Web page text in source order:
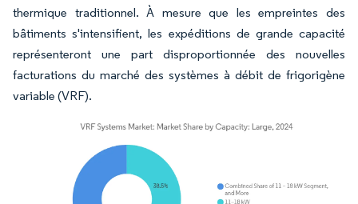
thermique traditionnel. À mesure que les empreintes des
bâtiments s'intensifient, les expéditions de grande capacité
représenteront une part disproportionnée des nouvelles
facturations du marché des systèmes à débit de frigorigène
variable (VRF).